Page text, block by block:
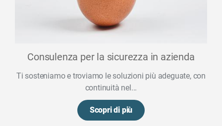
Consulenza per la sicurezza in azienda
Ti sosteniamo e troviamo le soluzioni più adeguate, con
continuità nel...
Scopri di più